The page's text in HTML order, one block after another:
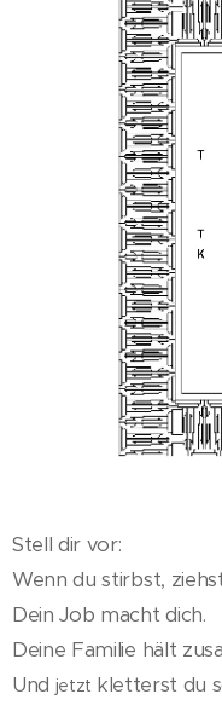
Stell dir vor:
Wenn du stirbst,
Dein Job macht dich.
Deine Familie hält
Und jetzt kletterst du